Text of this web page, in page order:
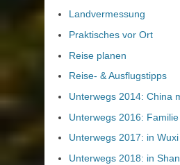
Landvermessung
Praktisches vor Ort
Reise planen
Reise- & Ausflugstipps
Unterwegs 2014: China
Unterwegs 2016:
Unterwegs 2017: in Wuxi
Unterwegs 2018: in